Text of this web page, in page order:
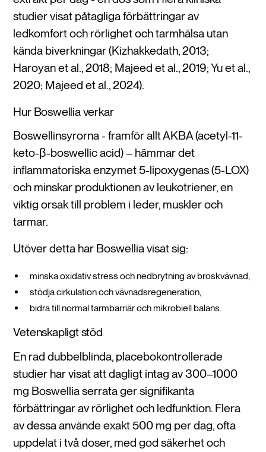
studier visat påtagliga förbättringar av
ledkomfort och rörlighet och tarmhälsa utan
kända biverkningar (Kizhakkedath, 2013;
Haroyan et al., 2018; Majeed et al., 2019; Yu et al.,
2020; Majeed et al., 2024).
Hur Boswellia verkar
Boswellinsyrorna - framför allt AKBA (acetyl-11-
keto-β-boswellic acid) – hämmar det
inflammatoriska enzymet 5-lipoxygenas (5-LOX)
och minskar produktionen av leukotriener, en
viktig orsak till problem i leder, muskler och
tarmar.
Utöver detta har Boswellia visat sig:
minska oxidativ stress och nedbrytning av broskvävnad,
stödja cirkulation och vävnadsregeneration,
bidra till normal tarmbarriär och mikrobiell balans.
Vetenskapligt stöd
En rad dubbelblinda, placebokontrollerade
studier har visat att dagligt intag av 300–1000
mg Boswellia serrata ger signifikanta
förbättringar av rörlighet och ledfunktion. Flera
av dessa använde exakt 500 mg per dag, ofta
uppdelat i två doser, med god säkerhet och